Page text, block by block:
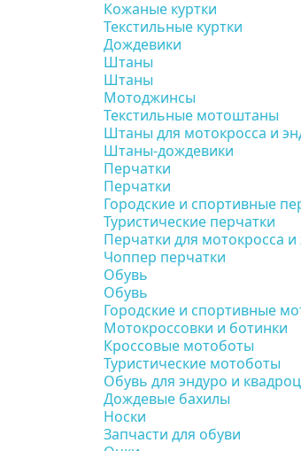
Кожаные куртки
Текстильные куртки
Дождевики
Штаны
Штаны
Мотоджинсы
Текстильные мотоштаны
Штаны для мотокросса и
Штаны-дождевики
Перчатки
Перчатки
Городские и спортивные
Туристические перчатки
Перчатки для мотокросса и
Чоппер перчатки
Обувь
Обувь
Городские и спортивные
Мотокроссовки и ботинки
Кроссовые мотоботы
Туристические мотоботы
Обувь для эндуро и
Дождевые бахилы
Носки
Запчасти для обуви